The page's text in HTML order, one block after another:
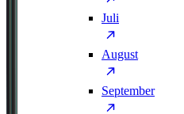
Juli
August
September